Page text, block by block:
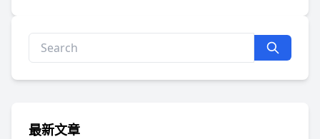
最新文章